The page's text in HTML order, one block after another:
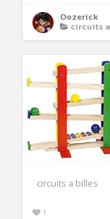
Oozerick
circuits
circuits a billes
1